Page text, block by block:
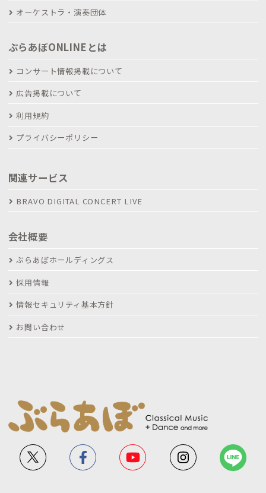
オーケストラ・演奏団体
ぶらあぼONLINEとは
コンサート情報掲載について
広告掲載について
利用規約
プライバシーポリシー
関連サービス
BRAVO DIGITAL CONCERT LIVE
会社概要
ぶらあぼホールディングス
採用情報
情報セキュリティ基本方針
お問い合わせ